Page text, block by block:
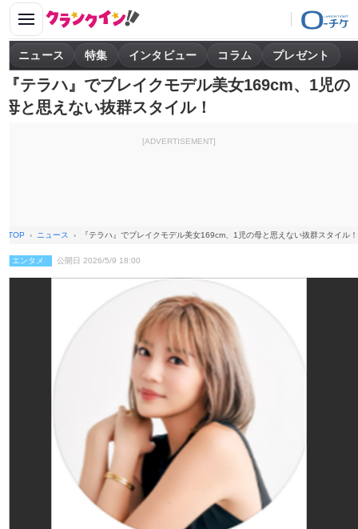
ニュース 特集 インタビュー コラム プレゼント
『テラハ』でブレイクモデル美女169cm、1児の
母と思えない抜群スタイル！
[ADVERTISEMENT]
TOP ニュース 『テラハ』でブレイクモデル美女169cm、1児の母と思えない抜群スタイル！
エンタメ 公開日 2026/5/9 18:00